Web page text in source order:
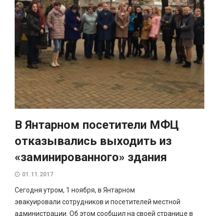
В Янтарном посетители МФЦ
отказывались выходить из
«заминированного» здания
01.11.2017
Сегодня утром, 1 ноября, в Янтарном
эвакуировали сотрудников и посетителей местной
администрации. Об этом сообщил на своей странице в